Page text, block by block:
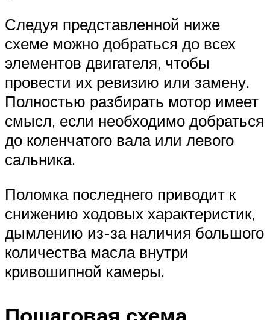
Следуя представленной ниже
схеме можно добраться до всех
элементов двигателя, чтобы
провести их ревизию или замену.
Полностью разбирать мотор имеет
смысл, если необходимо добраться
до коленчатого вала или левого
сальника.
Поломка последнего приводит к
снижению ходовых характеристик,
дымлению из-за наличия большого
количества масла внутри
кривошипной камеры.